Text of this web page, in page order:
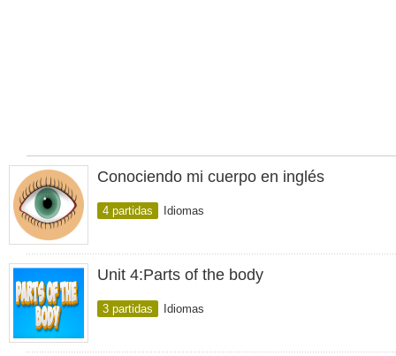
Conociendo mi cuerpo en inglés
4 partidas Idiomas
Unit 4:Parts of the body
3 partidas Idiomas